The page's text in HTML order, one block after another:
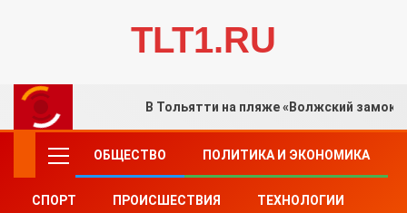
TLT1.RU
В Тольятти на пляже «Волжский
ОБЩЕСТВО ПОЛИТИКА И ЭКОНОМИКА
СПОРТ ПРОИСШЕСТВИЯ ТЕХНОЛОГИИ